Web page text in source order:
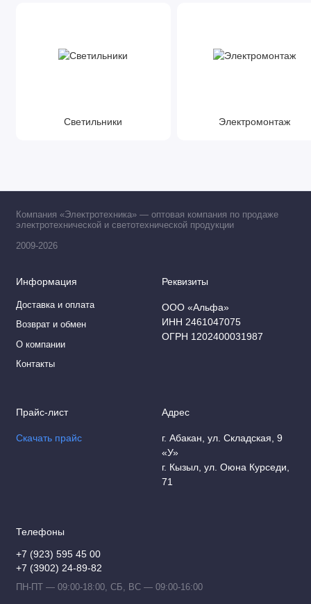
Светильники Электромонтаж
Компания «Электротехника» — оптовая компания по продаже
электротехнической и светотехнической продукции
2009-2026
Информация
Доставка и оплата
Возврат и обмен
О компании
Контакты
Реквизиты
ООО «Альфа»
ИНН 2461047075
ОГРН 1202400031987
Прайс-лист
Скачать прайс
Адрес
г. Абакан, ул. Складская, 9
«У»
г. Кызыл, ул. Оюна Курседи,
71
Телефоны
+7 (923) 595 45 00
+7 (3902) 24-89-82
ПН-ПТ — 09:00-18:00, СБ, ВС — 09:00-16:00